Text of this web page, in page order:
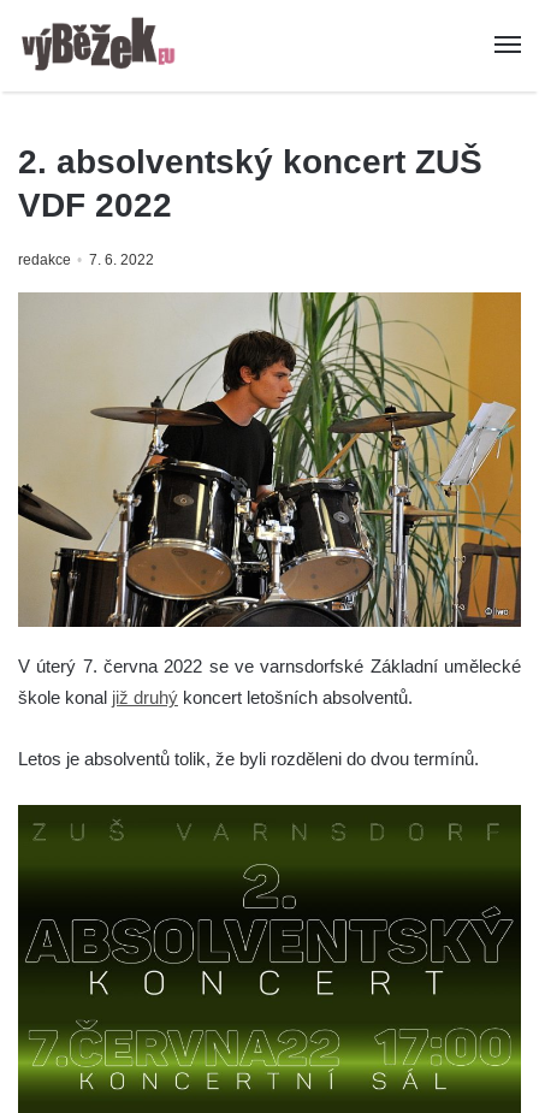
2. absolventský koncert ZUŠ
VDF 2022
redakce 7. 6. 2022
V úterý 7. června 2022 se ve varnsdorfské Základní umělecké
škole konal již druhý koncert letošních absolventů.
Letos je absolventů tolik, že byli rozděleni do dvou termínů.